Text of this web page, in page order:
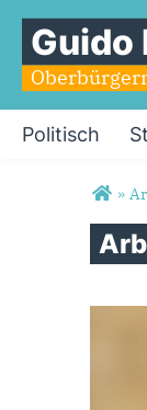
Guido
Politisch
Sie »